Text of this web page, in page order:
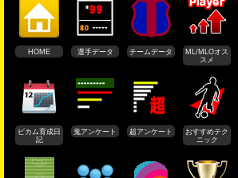
HOME 選手データ チームデータ
ML/MLOオス
スメ
ビカム育成日
記
鬼アンケート 超アンケート
おすすめテク
ニック